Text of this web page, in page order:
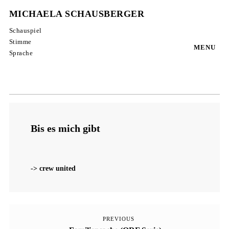
MICHAELA SCHAUSBERGER
Schauspiel
Stimme
Sprache
MENU
Bis es mich gibt
-> crew united
BeitragsnavigationPrevious
PREVIOUS